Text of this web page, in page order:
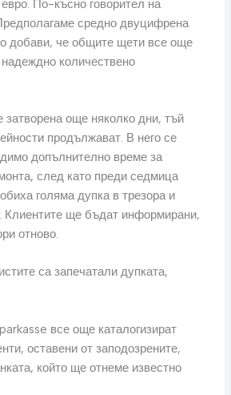
По-късно говорител на
средно двуцифрена
добави, че общите щети все още
количествено
затворена още няколко дни, тъй
продължават. В него се
допълнително време за
след като преди седмица
голяма дупка в трезора и
Клиентите ще бъдат информирани,
отново.
са запечатали дупката,
все още каталогизират
оставени от заподозрените,
който ще отнеме известно